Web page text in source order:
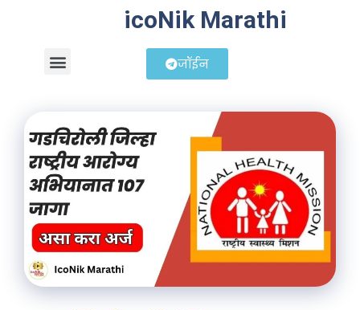
icoNik Marathi
जॉईन